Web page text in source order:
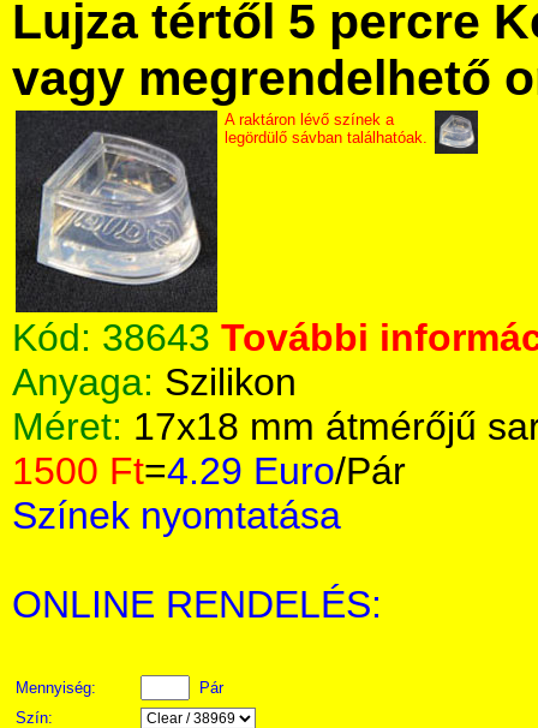
Lujza tértől 5 percre
vagy megrendelhető
A raktáron lévő színek a
legördülő sávban találhatóak.
Kód: 38643 További
Anyaga: Szilikon
Méret: 17x18 mm átmérőjű
1500 Ft=4.29 Euro/Pár
Színek nyomtatása
ONLINE RENDELÉS:
Mennyiség:
Pár
Szín: